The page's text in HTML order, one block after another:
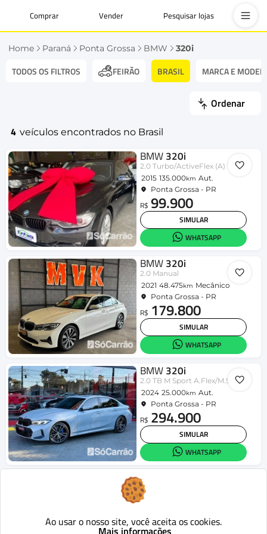
Comprar Vender Pesquisar lojas
Home Paraná Ponta Grossa BMW 320i
TODOS OS FILTROS FEIRÃO BRASIL MARCA E
Ordenar
4 veículos encontrados no Brasil
BMW320i
2.0 Turbo/ActiveFlex (A) 16V/GP 4p
2015 135.000km Aut.
Ponta Grossa - PR
R$ 99.900
SIMULAR
WHATSAPP
BMW320i
2.0 Manual
2021 48.475km Mecânico
Ponta Grossa - PR
R$ 179.800
SIMULAR
WHATSAPP
BMW320i
2.0 TB M Sport A.Flex/M.Sport 4p
2024 25.000km Aut.
Ponta Grossa - PR
R$ 294.900
SIMULAR
WHATSAPP
BMW
2.0 Automático
2022
R$ 193.900
Ao usar o nosso site, você aceita os cookies.
Mais informações